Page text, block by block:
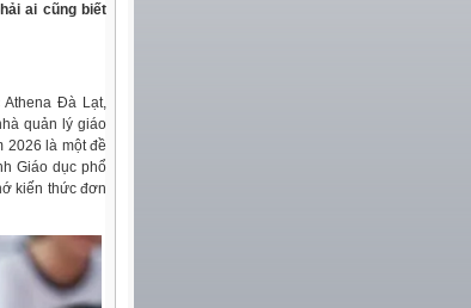
ai cũng biết
Đà Lạt,
quản lý giáo
2026 là một đề
Giáo dục phổ
kiến thức đơn